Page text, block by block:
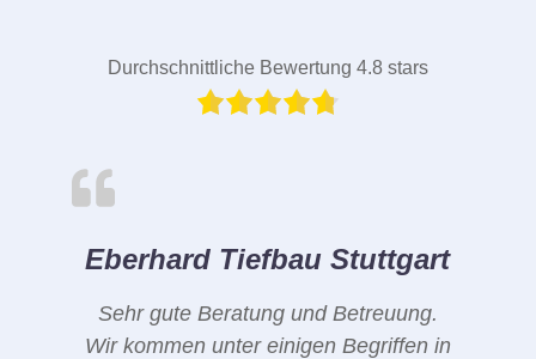
Durchschnittliche Bewertung 4.8 stars
Eberhard Tiefbau Stuttgart
Sehr gute Beratung und Betreuung.
Wir kommen unter einigen Begriffen in